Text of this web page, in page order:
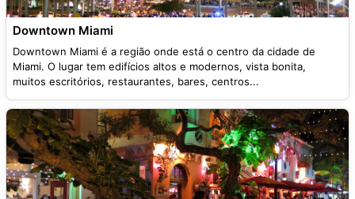
Downtown Miami
Downtown Miami é a região onde está o centro da cidade de
Miami. O lugar tem edifícios altos e modernos, vista bonita,
muitos escritórios, restaurantes, bares, centros...